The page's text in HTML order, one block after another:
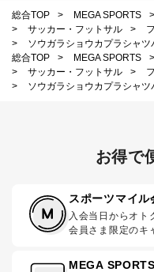
総合TOP > MEGA SPORTS >
>
サッカー・フットサル >
>
ソウガラショウカプラシャツ
総合TOP
> MEGA SPORTS >
>
サッカー・フットサル >
>
ソウガラショウカプラシャツ
お得で
スポーツマイル
入会当日からオト
会員さま限定のキ
MEGA